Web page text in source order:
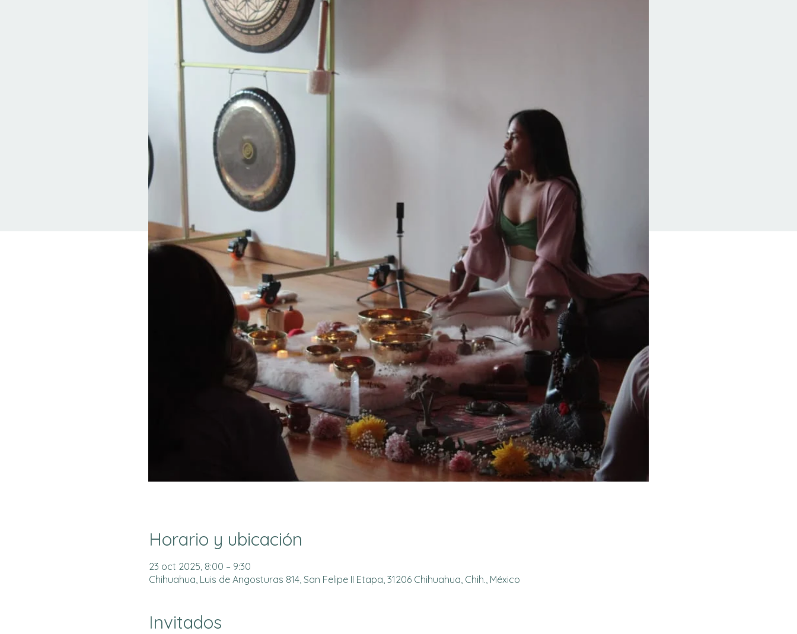
Horario y ubicación
23 oct 2025, 8:00 – 9:30
Chihuahua, Luis de Angosturas 814, San Felipe II Etapa, 31206 Chihuahua, Chih., México
Invitados